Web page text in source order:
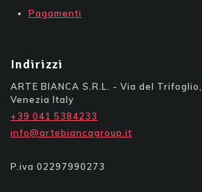
Pagamenti
Indirizzi
ARTE BIANCA S.R.L. - Via del
Venezia Italy
+39 041 5384233
info@artebiancagroup.it
P.iva 02297990273